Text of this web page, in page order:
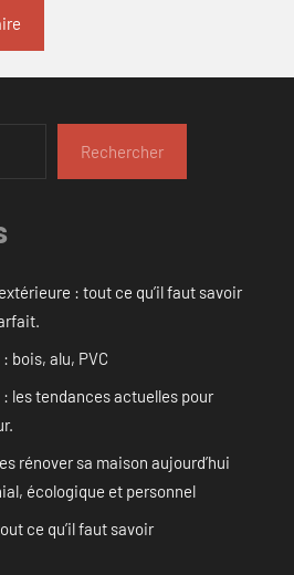
Rechercher
: tout ce qu’il faut savoir
bois, alu, PVC
les tendances actuelles pour
rénover sa maison aujourd’hui
écologique et personnel
ce qu’il faut savoir